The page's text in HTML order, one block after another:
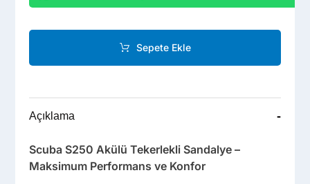
Sepete Ekle
Açıklama -
Scuba S250 Akülü Tekerlekli Sandalye –
Maksimum Performans ve Konfor